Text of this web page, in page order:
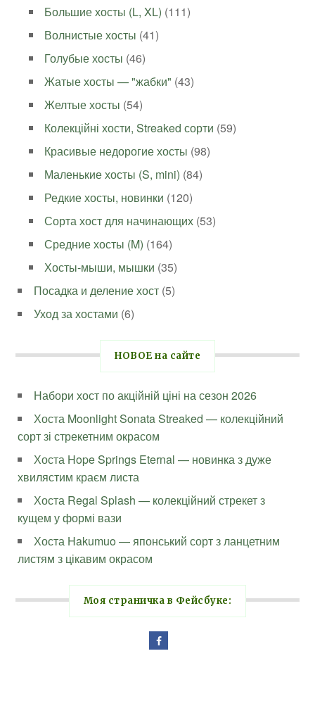
Большие хосты (L, XL) (111)
Волнистые хосты (41)
Голубые хосты (46)
Жатые хосты — "жабки" (43)
Желтые хосты (54)
Колекційні хости, Streaked сорти (59)
Красивые недорогие хосты (98)
Маленькие хосты (S, mini) (84)
Редкие хосты, новинки (120)
Сорта хост для начинающих (53)
Средние хосты (M) (164)
Хосты-мыши, мышки (35)
Посадка и деление хост (5)
Уход за хостами (6)
НОВОЕ на сайте
Набори хост по акційній ціні на сезон 2026
Хоста Moonlight Sonata Streaked — колекційний
сорт зі стрекетним окрасом
Хоста Hope Springs Eternal — новинка з дуже
хвилястим краєм листа
Хоста Regal Splash — колекційний стрекет з
кущем у формі вази
Хоста Hakumuo — японський сорт з ланцетним
листям з цікавим окрасом
Моя страничка в Фейсбуке: